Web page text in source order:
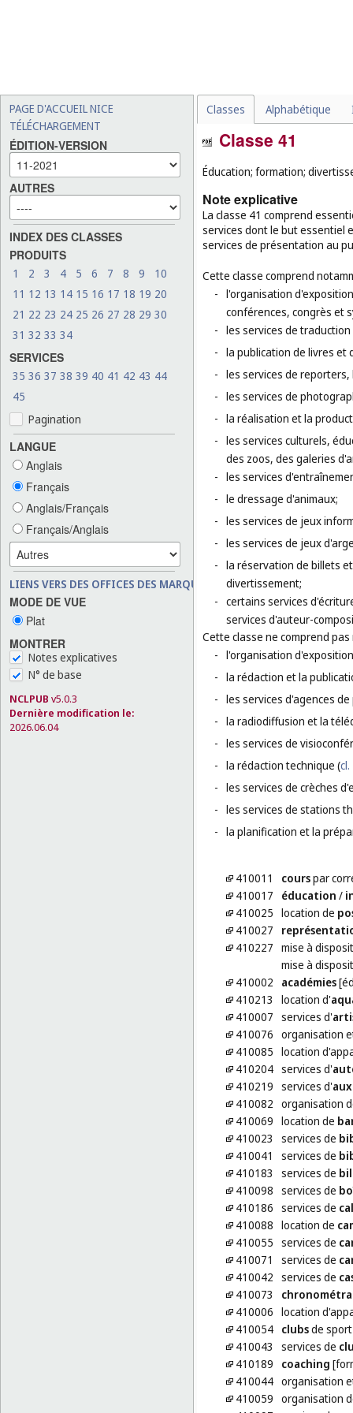
PAGE D'ACCUEIL NICE
TÉLÉCHARGEMENT
ÉDITION-VERSION
AUTRES
INDEX DES CLASSES
PRODUITS
1 2 3 4 5 6 7 8 9
10
11 12 13 14 15 16 17 18 19 20
21 22 23 24 25 26 27 28 29 30
31 32 33 34
SERVICES
35 36 37 38 39 40 41 42 43 44
45
Pagination
LANGUE
Anglais
Français
Anglais/Français
Français/Anglais
LIENS VERS DES OFFICES DES MARQUES
MODE DE VUE
Plat
MONTRER
Notes explicatives
N° de base
NCLPUB v5.0.3
Dernière modification le:
2026.06.04
Classes Alphabétique
Classe 41
Éducation; formation;
Note explicative
La classe 41 comprend
services dont le but essentiel
services de présentation au
Cette classe comprend
- l'organisation
conférences, congrès et
- les services de
- la publication de livres
- les services de
- les services de
- la réalisation et la
- les services culturels,
des zoos, des galeries
- les services
- le dressage d'animaux;
- les services de jeux
- les services de jeux
- la réservation de billets
divertissement;
- certains services
services d'auteur-
Cette classe ne comprend
- l'organisation
- la rédaction et la
- les services d'agences de
- la radiodiffusion et la
- les services de
- la rédaction technique (
- les services de crèches
- les services de stations
- la planification et la
410011 courspar
410017
éducation /
410025 location de
410027
410227 mise à
mise à
410002
académies
410213
location d'
410007 services d'
410076 organisation
410085 location
410204 services d'
410219 services d'
410082 organisation
410069 location de
410023
services de
410041
services de
410183
services de
410098 services de
410186 services de
410088 location de
410055 services de
410071
services de
410042 services de
410073
410006 location
410054 clubsde sport
410043
services de
410189
coaching
410044 organisation
410059 organisation